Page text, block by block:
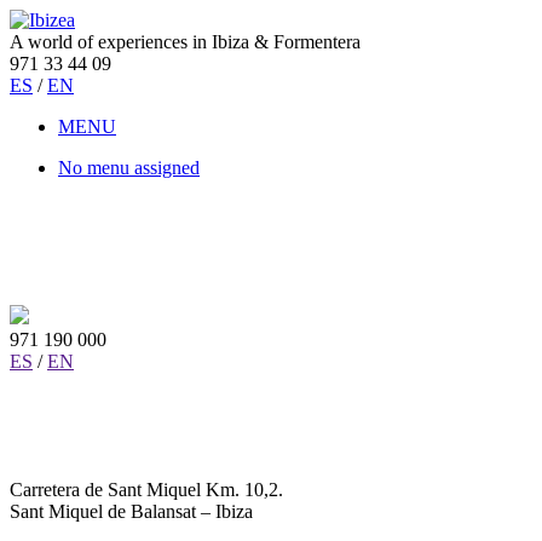
A world of experiences in Ibiza & Formentera
971 33 44 09
ES / EN
MENU
No menu assigned
971 190 000
ES / EN
Carretera de Sant Miquel Km. 10,2.
Sant Miquel de Balansat – Ibiza